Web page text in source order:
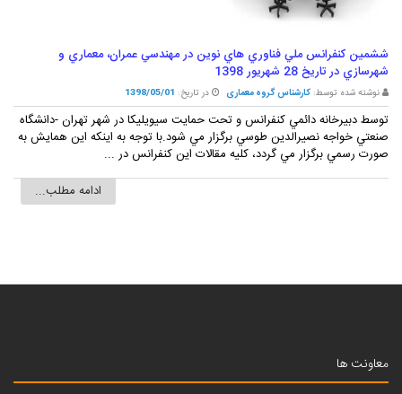
ششمين کنفرانس ملي فناوري هاي نوين در مهندسي عمران، معماري و
شهرسازي در تاريخ 28 شهريور 1398
نوشته شده توسط: کارشناس گروه معماری در تاریخ: 1398/05/01
توسط دبيرخانه دائمي کنفرانس و تحت حمايت سيويليکا در شهر تهران -دانشگاه
صنعتي خواجه نصيرالدين طوسي برگزار مي شود.با توجه به اينکه اين همايش به
صورت رسمي برگزار مي گردد، کليه مقالات اين کنفرانس در ...
ادامه مطلب...
معاونت ها